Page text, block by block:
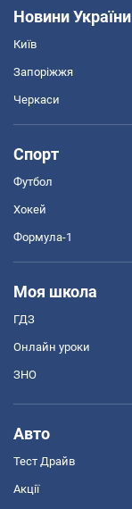
Новини України
Київ
Запоріжжя
Черкаси
Спорт
Футбол
Хокей
Формула-1
Моя школа
ГДЗ
Онлайн уроки
ЗНО
Авто
Тест Драйв
Акції